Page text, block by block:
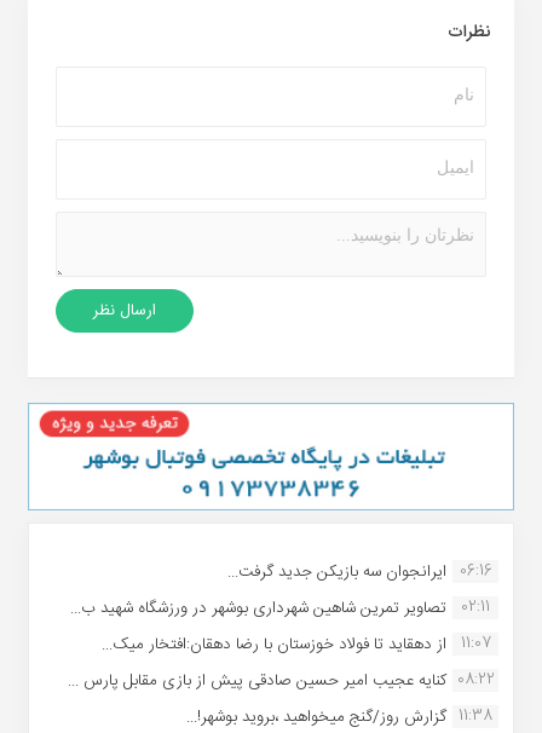
نظرات
06:16 ایرانجوان سه بازیکن جدید گرفت...
02:11
تصاویر تمرین شاهین شهردارى بوشهر در ورزشگاه شهید ب...
11:07
از دهقاید تا فولاد خوزستان با رضا دهقان:افتخار میک...
08:22 کنایه عجیب امیر حسین صادقی پیش از بازی مقابل پارس ...
11:38 گزارش روز/گنج میخواهید ،بروید بوشهر!...